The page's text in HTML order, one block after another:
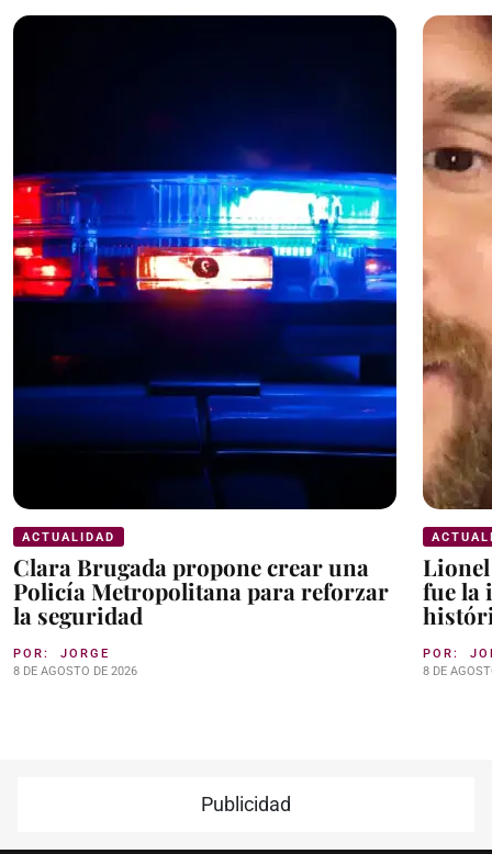
ACTUALIDAD
Clara Brugada propone crear una
Policía Metropolitana para reforzar
la seguridad
POR: JORGE
8 DE AGOSTO DE 2026
fue la
POR:
8 DE
Publicidad